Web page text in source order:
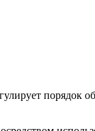
порядок